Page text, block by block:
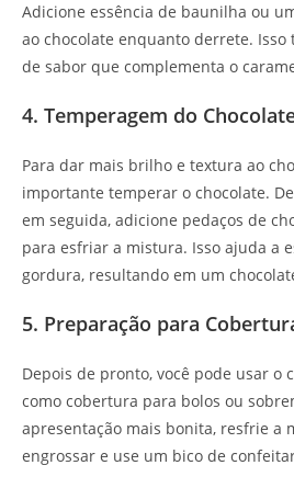
Adicione essência de baunilha ou
ao chocolate enquanto derrete. Isso
de sabor que complementa o
4. Temperagem do
Para dar mais brilho e textura ao
importante temperar o chocolate.
em seguida, adicione pedaços de
para esfriar a mistura. Isso ajuda a
gordura, resultando em um
5. Preparação para
Depois de pronto, você pode usar o
como cobertura para bolos ou
apresentação mais bonita, resfrie a
engrossar e use um bico de